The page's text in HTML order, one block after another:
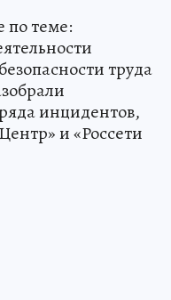
по теме:
труда
инцидентов,
и «Россети